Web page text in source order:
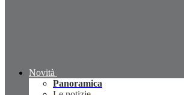
Novità
Panoramica